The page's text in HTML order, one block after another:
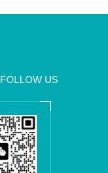
FOLLOW US